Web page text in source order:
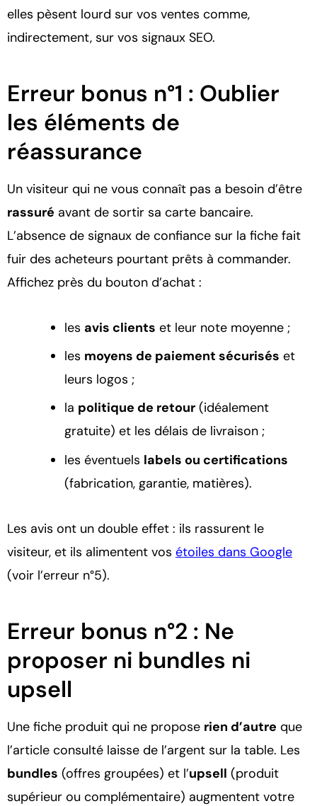
elles pèsent lourd sur vos ventes comme,
indirectement, sur vos signaux SEO.
Erreur bonus n°1 : Oublier
les éléments de
réassurance
Un visiteur qui ne vous connaît pas a besoin d’être
rassuré avant de sortir sa carte bancaire.
L’absence de signaux de confiance sur la fiche fait
fuir des acheteurs pourtant prêts à commander.
Affichez près du bouton d’achat :
les avis clients et leur note moyenne ;
les moyens de paiement sécurisés et
leurs logos ;
la politique de retour (idéalement
gratuite) et les délais de livraison ;
les éventuels labels ou certifications
(fabrication, garantie, matières).
Les avis ont un double effet : ils rassurent le
visiteur, et ils alimentent vos étoiles dans Google
(voir l’erreur n°5).
Erreur bonus n°2 : Ne
proposer ni bundles ni
upsell
Une fiche produit qui ne propose rien d’autre que
l’article consulté laisse de l’argent sur la table. Les
bundles (offres groupées) et l’upsell (produit
supérieur ou complémentaire) augmentent votre